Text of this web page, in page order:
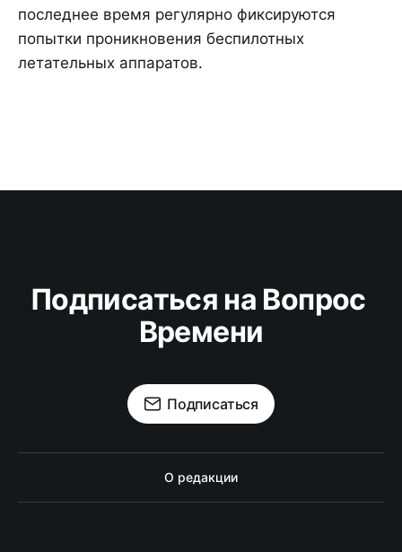
последнее время регулярно фиксируются
попытки проникновения беспилотных
летательных аппаратов.
Подписаться на Вопрос
Времени
Подписаться
О редакции